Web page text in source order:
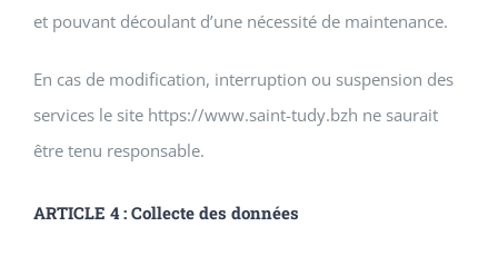
et pouvant découlant d’une nécessité de maintenance.
En cas de modification, interruption ou suspension des
services le site https://www.saint-tudy.bzh ne saurait
être tenu responsable.
ARTICLE 4 : Collecte des données